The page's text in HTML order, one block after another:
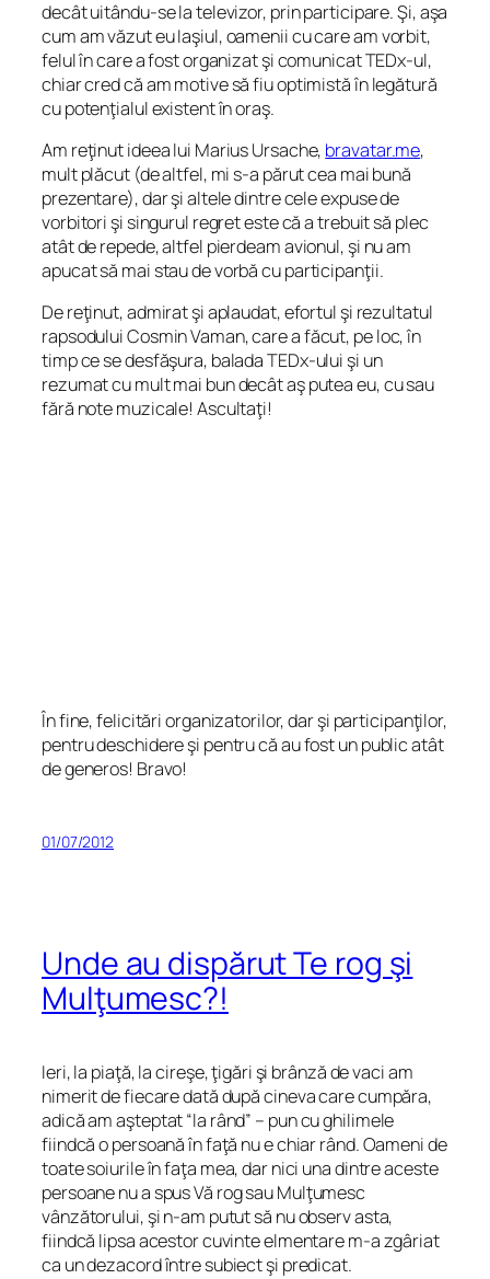
decât uitându-se la televizor, prin participare. Şi, aşa
cum am văzut eu Iaşiul, oamenii cu care am vorbit,
felul în care a fost organizat şi comunicat TEDx-ul,
chiar cred că am motive să fiu optimistă în legătură
cu potenţialul existent în oraş.
Am reţinut ideea lui Marius Ursache, bravatar.me,
mult plăcut (de altfel, mi s-a părut cea mai bună
prezentare), dar şi altele dintre cele expuse de
vorbitori şi singurul regret este că a trebuit să plec
atât de repede, altfel pierdeam avionul, şi nu am
apucat să mai stau de vorbă cu participanţii.
De reţinut, admirat şi aplaudat, efortul şi rezultatul
rapsodului Cosmin Vaman, care a făcut, pe loc, în
timp ce se desfăşura, balada TEDx-ului şi un
rezumat cu mult mai bun decât aş putea eu, cu sau
fără note muzicale! Ascultaţi!
În fine, felicitări organizatorilor, dar şi participanţilor,
pentru deschidere şi pentru că au fost un public atât
de generos! Bravo!
01/07/2012
Unde au dispărut Te rog şi
Mulţumesc?!
Ieri, la piaţă, la cireşe, ţigări şi brânză de vaci am
nimerit de fiecare dată după cineva care cumpăra,
adică am aşteptat “la rând” – pun cu ghilimele
fiindcă o persoană în faţă nu e chiar rând. Oameni de
toate soiurile în faţa mea, dar nici una dintre aceste
persoane nu a spus Vă rog sau Mulţumesc
vânzătorului, şi n-am putut să nu observ asta,
fiindcă lipsa acestor cuvinte elmentare m-a zgâriat
ca un dezacord între subiect şi predicat.